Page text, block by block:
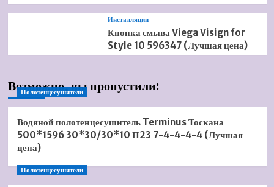
Инсталляции
Кнопка смыва Viega Visign for
Style 10 596347 (Лучшая цена)
Возможно, вы пропустили:
Полотенцесушители
Водяной полотенцесушитель Terminus Тоскана
500*1596 30*30/30*10 П23 7-4-4-4-4 (Лучшая
цена)
Полотенцесушители